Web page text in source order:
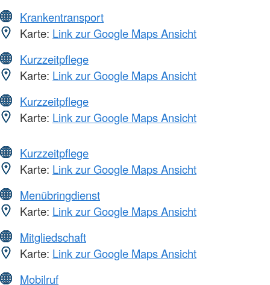
Krankentransport
Karte: Link zur Google Maps Ansicht
Kurzzeitpflege
Karte: Link zur Google Maps Ansicht
Kurzzeitpflege
Karte: Link zur Google Maps Ansicht
Kurzzeitpflege
Karte: Link zur Google Maps Ansicht
Menübringdienst
Karte: Link zur Google Maps Ansicht
Mitgliedschaft
Karte: Link zur Google Maps Ansicht
Mobilruf